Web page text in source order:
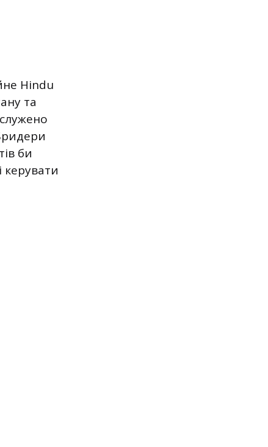
Hindu
та
би
керувати